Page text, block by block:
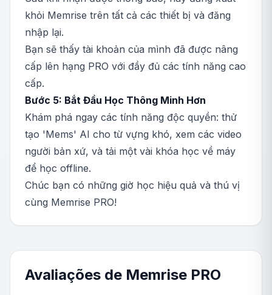
khỏi Memrise trên tất cả các thiết bị và đăng
nhập lại.
Bạn sẽ thấy tài khoản của mình đã được nâng
cấp lên hạng PRO với đầy đủ các tính năng cao
cấp.
Bước 5: Bắt Đầu Học Thông Minh Hơn
Khám phá ngay các tính năng độc quyền: thử
tạo 'Mems' AI cho từ vựng khó, xem các video
người bản xứ, và tải một vài khóa học về máy
để học offline.
Chúc bạn có những giờ học hiệu quả và thú vị
cùng Memrise PRO!
Avaliações de Memrise PRO